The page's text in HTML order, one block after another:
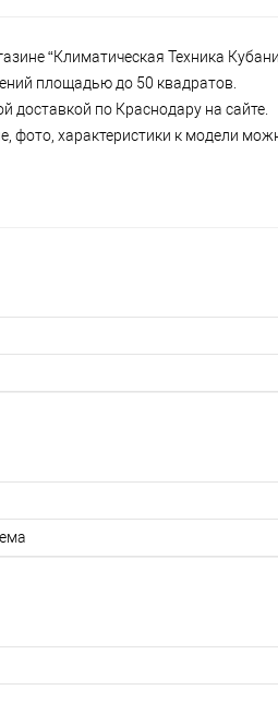
“Климатическая Техника
площадью до 50 квадратов.
доставкой по Краснодару на сайте.
характеристики к модели